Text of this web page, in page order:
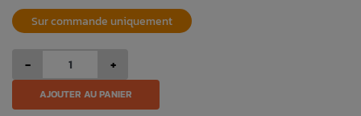
Sur commande uniquement
- +
AJOUTER AU PANIER